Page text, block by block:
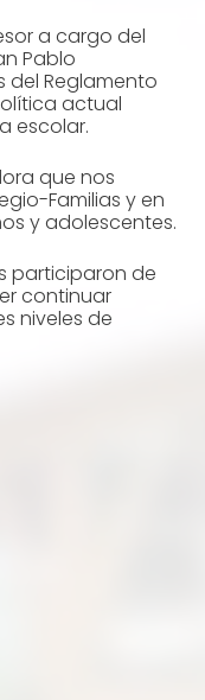
a cargo del
Pablo
del Reglamento
actual
escolar.
que nos
Familias y en
y adolescentes.
participaron de
continuar
niveles de